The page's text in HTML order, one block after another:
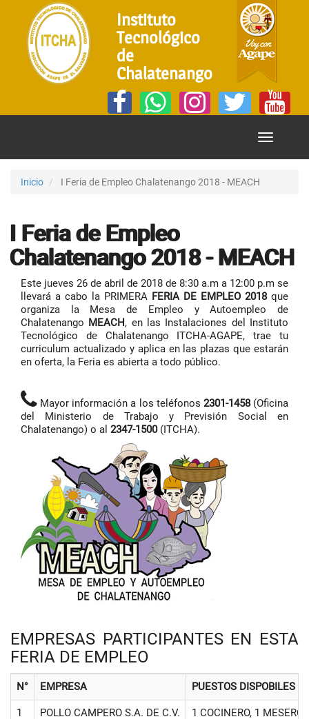
Instituto
Tecnológico
de
Chalatenango
Mostrar
Inicio I Feria de Empleo Chalatenango 2018 - MEACH
I Feria de Empleo
Chalatenango 2018 - MEACH
Este jueves 26 de abril de 2018 de 8:30 a.m a 12:00 p.m se
llevará a cabo la PRIMERA FERIA DE EMPLEO 2018que
organiza la Mesa de Empleo y Autoempleo de
Chalatenango MEACH, en las Instalaciones del Instituto
Tecnológico de Chalatenango ITCHA-AGAPE, trae tu
curriculum actualizado y aplica en las plazas que estarán
en oferta, la Feria es abierta a todo público.
Mayor información a los teléfonos 2301-1458(Oficina
del Ministerio de Trabajo y Previsión Social en
Chalatenango) o al 2347-1500(ITCHA).
EMPRESAS PARTICIPANTES EN ESTA
FERIA DE EMPLEO
N° EMPRESA PUESTOS DISPOBILES
1 POLLO CAMPERO S.A. DE C.V. 1 COCINERO, 1 MESERO